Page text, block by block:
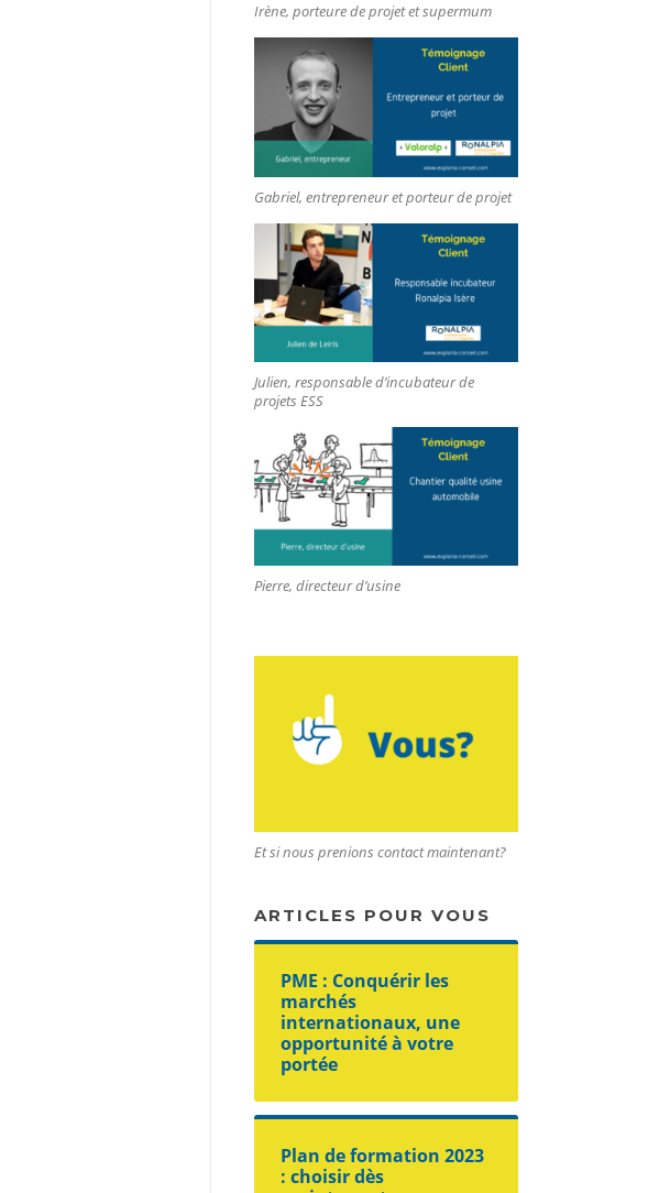
Irène, porteure de projet et supermum
Gabriel, entrepreneur et porteur de projet
Julien, responsable d’incubateur de
projets ESS
Pierre, directeur d’usine
Et si nous prenions contact maintenant?
ARTICLES POUR VOUS
PME : Conquérir les
marchés
internationaux, une
opportunité à votre
portée
Plan de formation 2023
: choisir dès